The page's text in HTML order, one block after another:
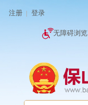
注册 登录
无障碍浏览